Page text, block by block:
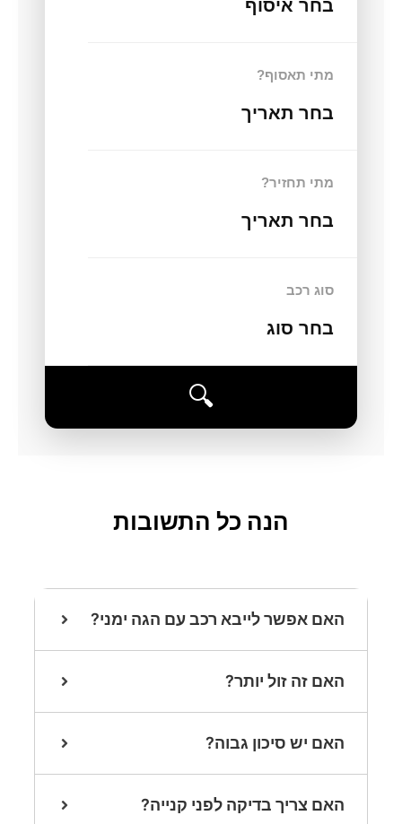
בחר איסוף
מתי תאסוף?
בחר תאריך
מתי תחזיר?
בחר תאריך
סוג רכב
בחר סוג
🔍
הנה כל התשובות
האם אפשר לייבא רכב עם הגה ימני?
האם זה זול יותר?
האם יש סיכון גבוה?
האם צריך בדיקה לפני קנייה?